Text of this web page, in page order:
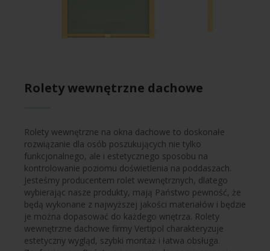
Rolety wewnętrzne dachowe
Rolety wewnętrzne na okna dachowe to doskonałe
rozwiązanie dla osób poszukujących nie tylko
funkcjonalnego, ale i estetycznego sposobu na
kontrolowanie poziomu doświetlenia na poddaszach.
Jesteśmy producentem rolet wewnętrznych, dlatego
wybierając nasze produkty, mają Państwo pewność, że
będą wykonane z najwyższej jakości materiałów i będzie
je można dopasować do każdego wnętrza. Rolety
wewnętrzne dachowe firmy Vertipol charakteryzuje
estetyczny wygląd, szybki montaż i łatwa obsługa.